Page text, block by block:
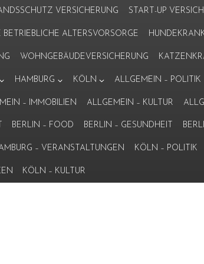
VERSICHERUNG START-UP
BETRIEBLICHE ALTERSVORSORGE
WOHNGEBÄUDEVERSICHERUNG
HAMBURG KÖLN ALLGEMEIN – POLITIK
– IMMOBILIEN ALLGEMEIN – KULTUR
BERLIN – FOOD BERLIN – GESUNDHEIT
– VERANSTALTUNGEN KÖLN – POLITIK
KÖLN – KULTUR